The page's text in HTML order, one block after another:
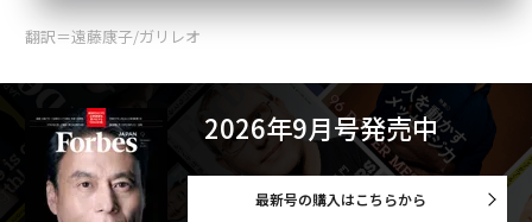
翻訳＝遠藤康子/ガリレオ
2026年9月号発売中
最新号の購入はこちらから